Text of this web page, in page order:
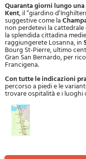
Quaranta giorni lungo
Kent, il “giardino
suggestive come la
non perdetevi la cattedrale
la splendida cittadina
raggiungerete Losanna, in
Bourg St-Pierre, ultimo
Gran San Bernardo, per
Francigena.
Con tutte le indicazioni
percorso a piedi e le
trovare ospitalità e i luoghi